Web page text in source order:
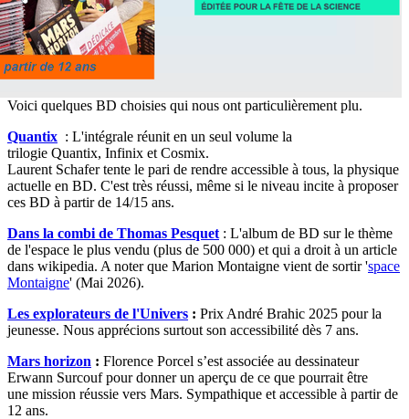
Voici quelques BD choisies qui nous ont particulièrement plu.
Quantix : L'intégrale réunit en un seul volume la
trilogie Quantix, Infinix et Cosmix.
Laurent Schafer tente le pari de rendre accessible à tous, la physique
actuelle en BD. C'est très réussi, même si le niveau incite à proposer
ces BD à partir de 14/15 ans.
Dans la combi de Thomas Pesquet : L'album de BD sur le thème
de l'espace le plus vendu (plus de 500 000) et qui a droit à un article
dans wikipedia. A noter que Marion Montaigne vient de sortir 'space
Montaigne' (Mai 2026).
Les explorateurs de l'Univers : Prix André Brahic 2025 pour la
jeunesse. Nous apprécions surtout son accessibilité dès 7 ans.
Mars horizon : Florence Porcel s’est associée au dessinateur
Erwann Surcouf pour donner un aperçu de ce que pourrait être
une mission réussie vers Mars. Sympathique et accessible à partir de
12 ans.